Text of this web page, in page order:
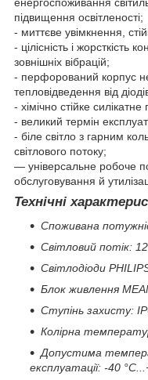
енергоспоживання
підвищення освітленості;
- миттєве увімкнення,
- цілісність і жорсткість
зовнішніх вібрацій;
- перфорований корпус
тепловідведення від
- хімічно стійке
- великий термін
- біле світло з гарним
світлового потоку;
— універсальне робоче
обслуговування й
Технічні
Споживана
Світловий потік:
Світлодіоди
Блок живлення
Ступінь захисту:
Колірна
Допустима
експлуатації: -40